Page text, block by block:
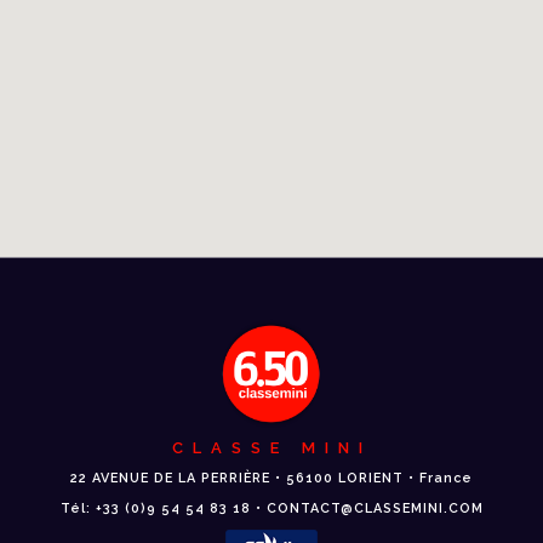
CLASSE MINI
22 AVENUE DE LA PERRIÈRE • 56100 LORIENT • France
Tél: +33 (0)9 54 54 83 18 • CONTACT@CLASSEMINI.COM